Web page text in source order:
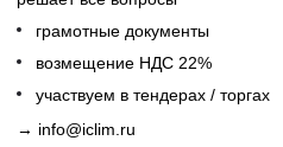
грамотные документы
возмещение НДС 22%
участвуем в тендерах / торгах
→ info@iclim.ru